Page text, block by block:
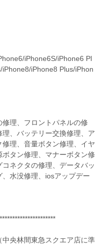
iPhone6S/iPhone6 Pl
iPhone8 Plus/iPhon
理、フロントパネルの修
、バッテリー交換修理、ア
理、音量ボタン修理、イヤ
タン修理、マナーボタン修
ネクタの修理、データバッ
水没修理、iosアップデー
央林間東急スクエア店に準